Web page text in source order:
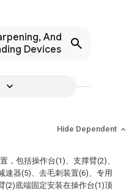
And
Devices
Hide Dependent
，包括操作台(1)、支撑臂(2)、
速器(5)、去毛刺装置(6)、专用
(2)底端固定安装在操作台(1)顶